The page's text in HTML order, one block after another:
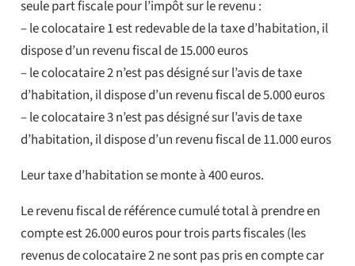
seule part fiscale pour l’impôt sur le revenu :
– le colocataire 1 est redevable de la taxe d’habitation, il
dispose d’un revenu fiscal de 15.000 euros
– le colocataire 2 n’est pas désigné sur l’avis de taxe
d’habitation, il dispose d’un revenu fiscal de 5.000 euros
– le colocataire 3 n’est pas désigné sur l’avis de taxe
d’habitation, il dispose d’un revenu fiscal de 11.000 euros
Leur taxe d’habitation se monte à 400 euros.
Le revenu fiscal de référence cumulé total à prendre en
compte est 26.000 euros pour trois parts fiscales (les
revenus de colocataire 2 ne sont pas pris en compte car